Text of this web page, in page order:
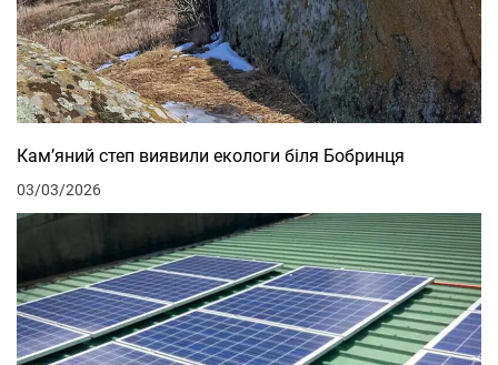
Кам’яний степ виявили екологи біля Бобринця
03/03/2026